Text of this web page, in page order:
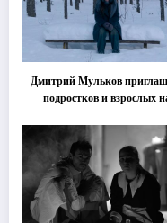
Дмитрий Мульков
подростков и взрослых